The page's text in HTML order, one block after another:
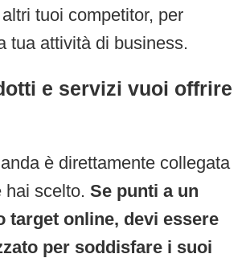
tuoi competitor, per
tua attività di business.
e servizi vuoi offrire
è direttamente collegata
hai scelto. Se punti a un
target online, devi essere
per soddisfare i suoi